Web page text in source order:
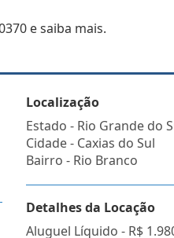
e saiba mais.
Localização
Estado - Rio Grande do
Cidade - Caxias do Sul
Bairro - Rio Branco
Detalhes da Locação
Aluguel Líquido - R$